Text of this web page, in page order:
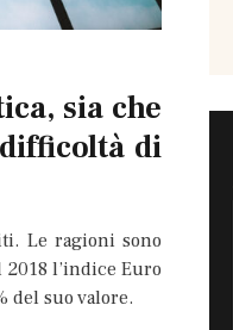
sia che
di
Le ragioni sono
l’indice Euro
del suo valore.